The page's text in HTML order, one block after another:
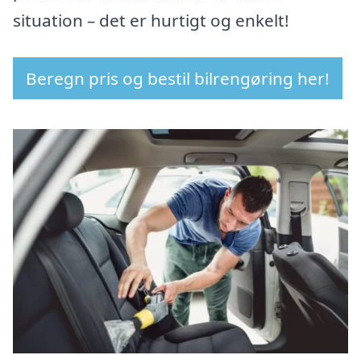
situation – det er hurtigt og enkelt!
Beregn pris og bestil bilrengøring her!